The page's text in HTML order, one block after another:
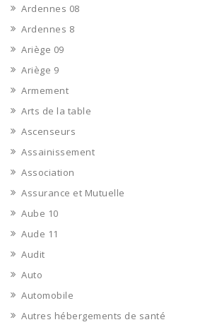
Ardennes 08
Ardennes 8
Ariège 09
Ariège 9
Armement
Arts de la table
Ascenseurs
Assainissement
Association
Assurance et Mutuelle
Aube 10
Aude 11
Audit
Auto
Automobile
Autres hébergements de santé